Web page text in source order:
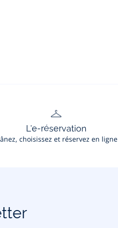
L'e-réservation
choisissez et réservez en ligne